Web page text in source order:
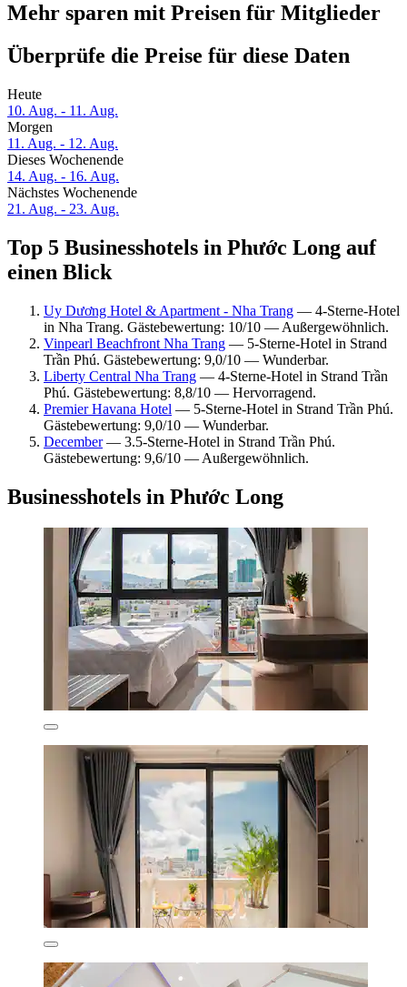
Mehr sparen mit Preisen für Mitglieder
Überprüfe die Preise für diese Daten
Heute
10. Aug. - 11. Aug.
Morgen
11. Aug. - 12. Aug.
Dieses Wochenende
14. Aug. - 16. Aug.
Nächstes Wochenende
21. Aug. - 23. Aug.
Top 5 Businesshotels in Phước Long auf
einen Blick
Uy Dương Hotel & Apartment - Nha Trang — 4-Sterne-Hotel
in Nha Trang. Gästebewertung: 10/10 — Außergewöhnlich.
Vinpearl Beachfront Nha Trang — 5-Sterne-Hotel in Strand
Trần Phú. Gästebewertung: 9,0/10 — Wunderbar.
Liberty Central Nha Trang — 4-Sterne-Hotel in Strand Trần
Phú. Gästebewertung: 8,8/10 — Hervorragend.
Premier Havana Hotel — 5-Sterne-Hotel in Strand Trần Phú.
Gästebewertung: 9,0/10 — Wunderbar.
December— 3.5-Sterne-Hotel in Strand Trần Phú.
Gästebewertung: 9,6/10 — Außergewöhnlich.
Businesshotels in Phước Long